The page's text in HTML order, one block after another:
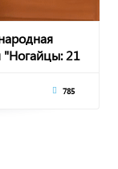
"Ногайцы: 21
785